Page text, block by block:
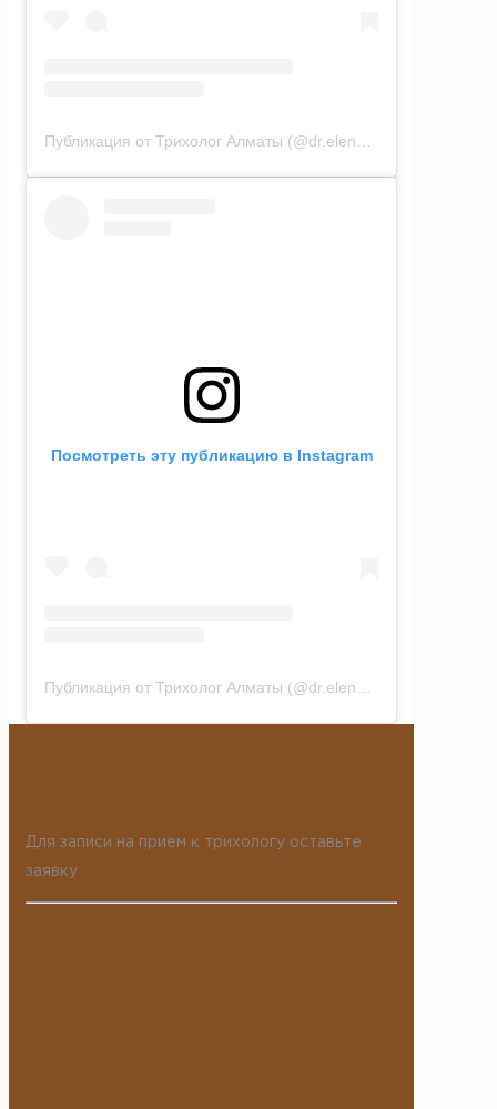
Публикация от Трихолог Алматы (@dr.elena_sundeeva)
Посмотреть эту публикацию в Instagram
Публикация от Трихолог Алматы (@dr.elena_sundeeva)
Для записи на прием к трихологу оставьте
заявку